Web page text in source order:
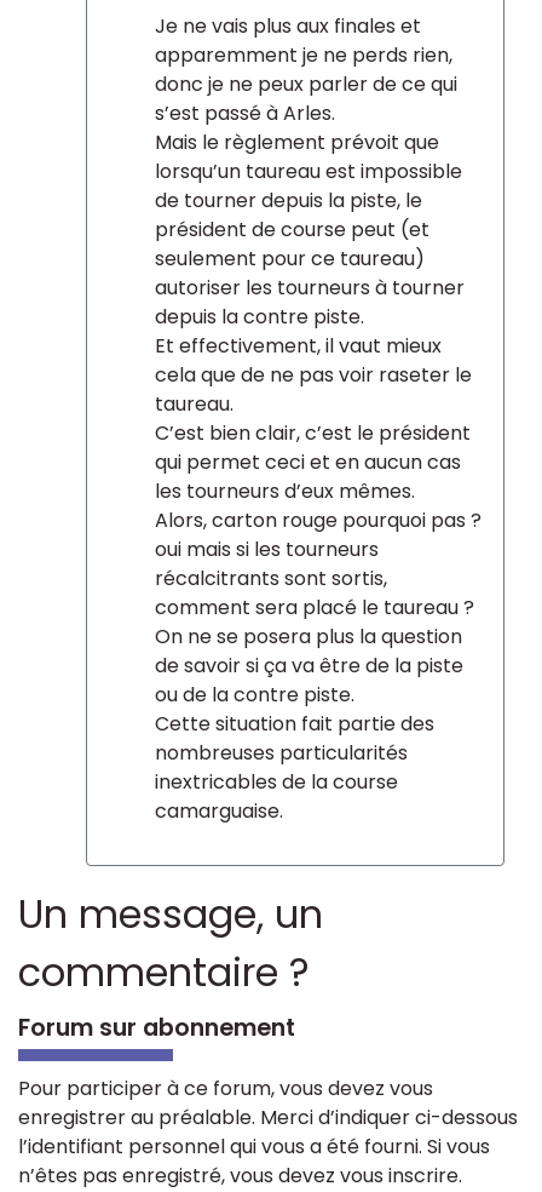
Je ne vais plus aux finales et
apparemment je ne perds rien,
donc je ne peux parler de ce qui
s’est passé à Arles.
Mais le règlement prévoit que
lorsqu’un taureau est impossible
de tourner depuis la piste, le
président de course peut (et
seulement pour ce taureau)
autoriser les tourneurs à tourner
depuis la contre piste.
Et effectivement, il vaut mieux
cela que de ne pas voir raseter le
taureau.
C’est bien clair, c’est le président
qui permet ceci et en aucun cas
les tourneurs d’eux mêmes.
Alors, carton rouge pourquoi pas ?
oui mais si les tourneurs
récalcitrants sont sortis,
comment sera placé le taureau ?
On ne se posera plus la question
de savoir si ça va être de la piste
ou de la contre piste.
Cette situation fait partie des
nombreuses particularités
inextricables de la course
camarguaise.
Un message, un
commentaire ?
Forum sur abonnement
Pour participer à ce forum, vous devez vous
enregistrer au préalable. Merci d’indiquer ci-dessous
l’identifiant personnel qui vous a été fourni. Si vous
n’êtes pas enregistré, vous devez vous inscrire.